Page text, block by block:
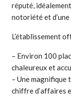
réputé,
notoriété et
L’établissement
– Environ 100
chaleureux et
– Une magnifique
chiffre d’affaires